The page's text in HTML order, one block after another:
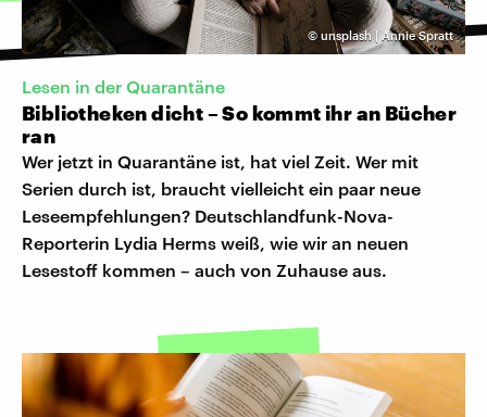
©unsplash | Annie Spratt
Lesen in der Quarantäne
Bibliotheken dicht – So kommt ihr an Bücher
ran
Wer jetzt in Quarantäne ist, hat viel Zeit. Wer mit
Serien durch ist, braucht vielleicht ein paar neue
Leseempfehlungen? Deutschlandfunk-Nova-
Reporterin Lydia Herms weiß, wie wir an neuen
Lesestoff kommen – auch von Zuhause aus.